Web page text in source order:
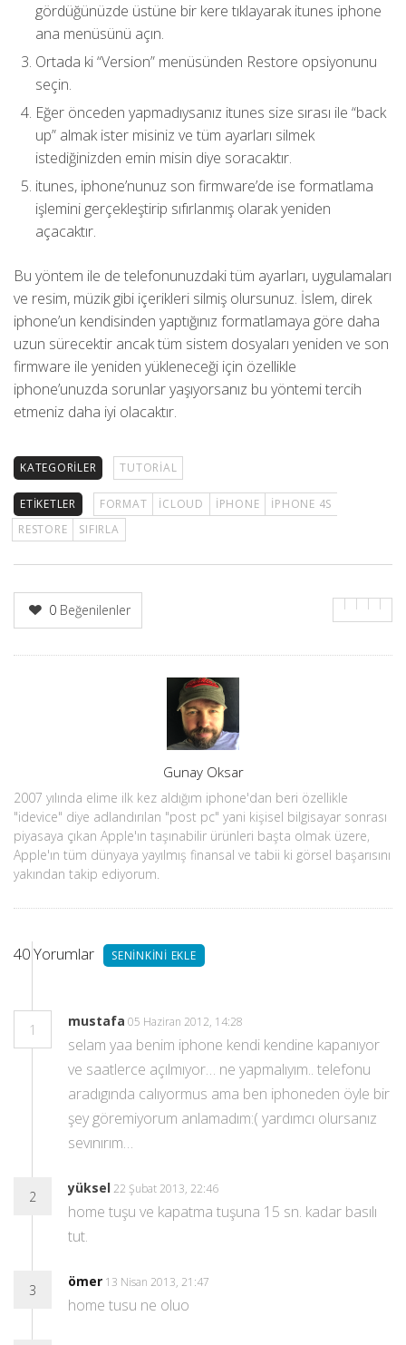
gördüğünüzde üstüne bir kere tıklayarak itunes iphone
ana menüsünü açın.
Ortada ki “Version” menüsünden Restore opsiyonunu
seçin.
Eğer önceden yapmadıysanız itunes size sırası ile “back
up” almak ister misiniz ve tüm ayarları silmek
istediğinizden emin misin diye soracaktır.
itunes, iphone’nunuz son firmware’de ise formatlama
işlemini gerçekleştirip sıfırlanmış olarak yeniden
açacaktır.
Bu yöntem ile de telefonunuzdaki tüm ayarları, uygulamaları
ve resim, müzik gibi içerikleri silmiş olursunuz. İslem, direk
iphone’un kendisinden yaptığınız formatlamaya göre daha
uzun sürecektir ancak tüm sistem dosyaları yeniden ve son
firmware ile yeniden yükleneceği için özellikle
iphone’unuzda sorunlar yaşıyorsanız bu yöntemi tercih
etmeniz daha iyi olacaktır.
KATEGORILER TUTORIAL
ETIKETLER FORMAT ICLOUD IPHONE
IPHONE 4S
RESTORE
SIFIRLA
0 Beğenilenler
Gunay Oksar
2007 yılında elime ilk kez aldığım iphone'dan beri özellikle
"idevice" diye adlandırılan "post pc" yani kişisel bilgisayar sonrası
piyasaya çıkan Apple'ın taşınabilir ürünleri başta olmak üzere,
Apple'ın tüm dünyaya yayılmış finansal ve tabii ki görsel başarısını
yakından takip ediyorum.
40Yorumlar SENINKINI EKLE
1
mustafa 05 Haziran 2012, 14:28
selam yaa benim iphone kendi kendine kapanıyor
ve saatlerce açılmıyor… ne yapmalıyım.. telefonu
aradıgında calıyormus ama ben iphoneden öyle bir
şey göremiyorum anlamadım:( yardımcı olursanız
sevınırım…
2
yüksel 22 Şubat 2013, 22:46
home tuşu ve kapatma tuşuna 15 sn. kadar basılı
tut.
3
ömer 13 Nisan 2013, 21:47
home tusu ne oluo